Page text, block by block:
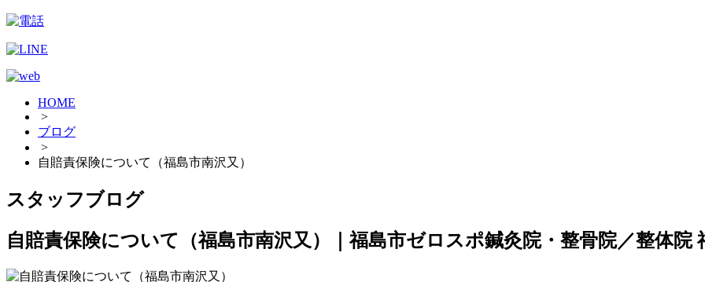
HOME
>
ブログ
>
自賠責保険について（福島市南沢又）
スタッフブログ
自賠責保険について（福島市南沢又）｜福島市ゼロスポ鍼灸院・整骨院／整体院